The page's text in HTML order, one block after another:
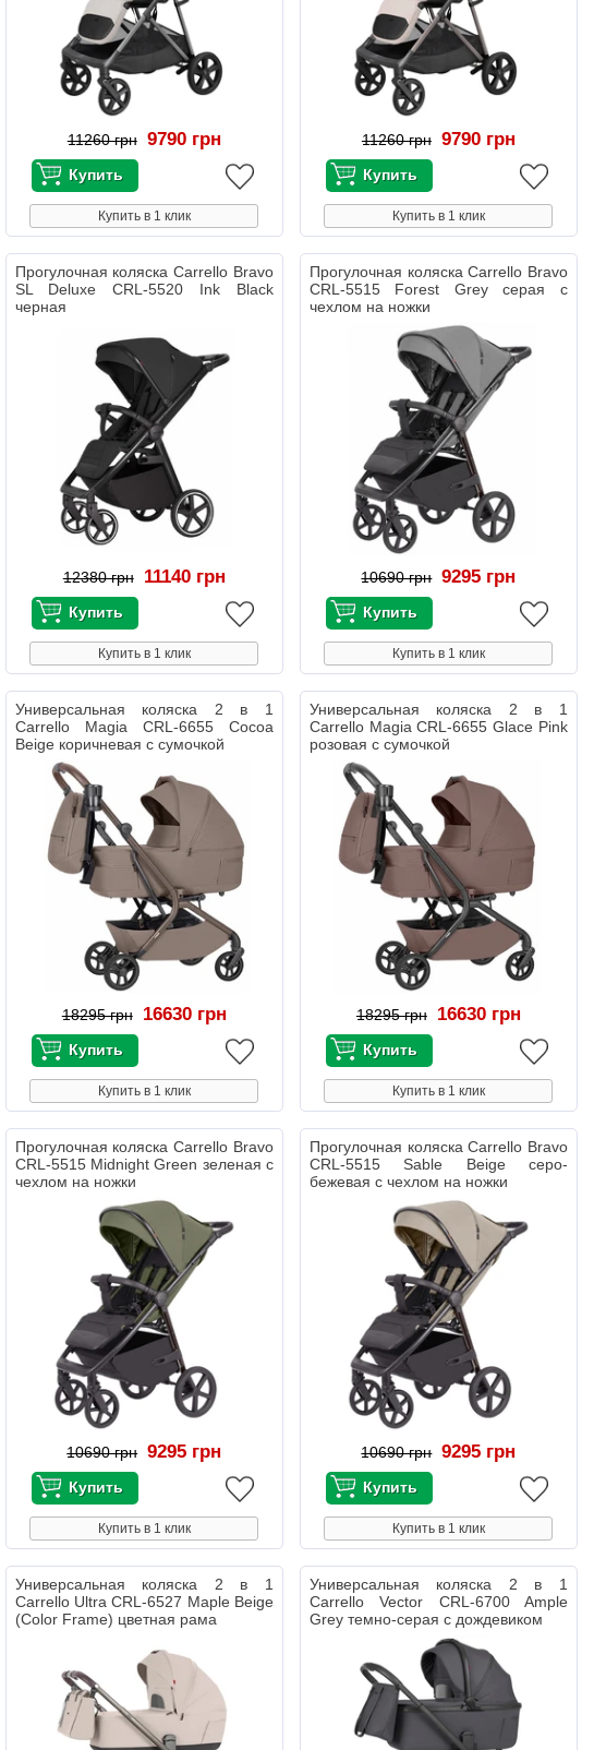
11260 грн 9790 грн
Купить в 1 клик
11260 грн 9790 грн
Купить в 1 клик
Прогулочная коляска Carrello Bravo
SL Deluxe CRL-5520 Ink Black
черная
12380 грн 11140 грн
Купить в 1 клик
Прогулочная коляска Carrello Bravo
CRL-5515 Forest Grey серая с
чехлом на ножки
10690 грн 9295 грн
Купить в 1 клик
Универсальная коляска 2 в 1
Carrello Magia CRL-6655 Cocoa
Beige коричневая с сумочкой
18295 грн 16630 грн
Купить в 1 клик
Универсальная коляска 2 в 1
Carrello Magia CRL-6655 Glace Pink
розовая с сумочкой
18295 грн 16630 грн
Купить в 1 клик
Прогулочная коляска Carrello Bravo
CRL-5515 Midnight Green зеленая с
чехлом на ножки
10690 грн 9295 грн
Купить в 1 клик
Прогулочная коляска Carrello Bravo
CRL-5515 Sable Beige серо-
бежевая с чехлом на ножки
10690 грн 9295 грн
Купить в 1 клик
Универсальная коляска 2 в 1
Carrello Ultra CRL-6527 Maple Beige
(Color Frame) цветная рама
Универсальная коляска 2 в 1
Carrello Vector CRL-6700 Ample
Grey темно-серая с дождевиком